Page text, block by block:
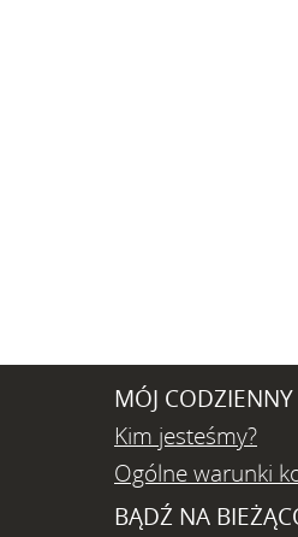
MÓJ
Kim jesteśmy?
Ogólne warunki
BĄDŹ NA